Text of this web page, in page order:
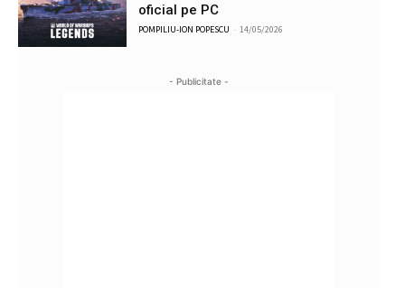
oficial pe PC
POMPILIU-ION POPESCU - 14/05/2026
- Publicitate -